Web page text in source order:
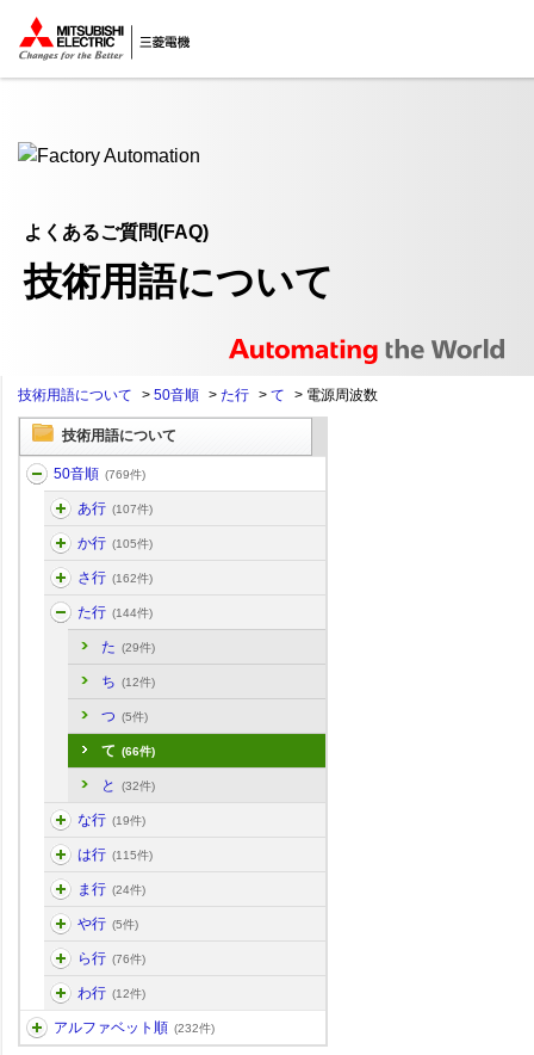
ここから本文
よくあるご質問(FAQ)
技術用語について
技術用語について > 50音順 > た行 > て > 電源周波数
技術用語について
50音順 (769件)
あ行 (107件)
か行 (105件)
さ行 (162件)
た行 (144件)
た (29件)
ち (12件)
つ (5件)
て (66件)
と (32件)
な行 (19件)
は行 (115件)
ま行 (24件)
や行 (5件)
ら行 (76件)
わ行 (12件)
アルファベット順 (232件)